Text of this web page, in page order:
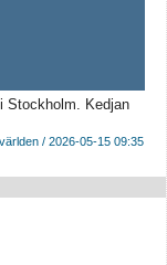
Stockholm. Kedjan
/ 2026-05-15 09:35